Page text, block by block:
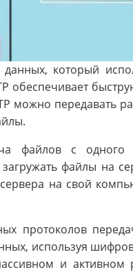
который
обеспечивает
можно передавать
файлов с
файлы на
на свой
протоколов
используя
и